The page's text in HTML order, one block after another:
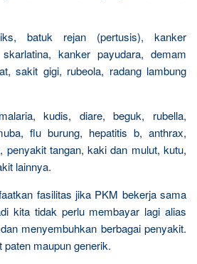
batuk rejan (pertusis), kanker
kanker payudara, demam
sakit gigi, rubeola, radang lambung
kudis, diare, beguk, rubella,
flu burung, hepatitis b, anthrax,
penyakit tangan, kaki dan mulut, kutu,
lainnya.
fasilitas jika PKM bekerja sama
kita tidak perlu membayar lagi alias
menyembuhkan berbagai penyakit.
maupun generik.